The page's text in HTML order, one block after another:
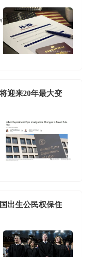
迎来20年最大变
出生公民权保住